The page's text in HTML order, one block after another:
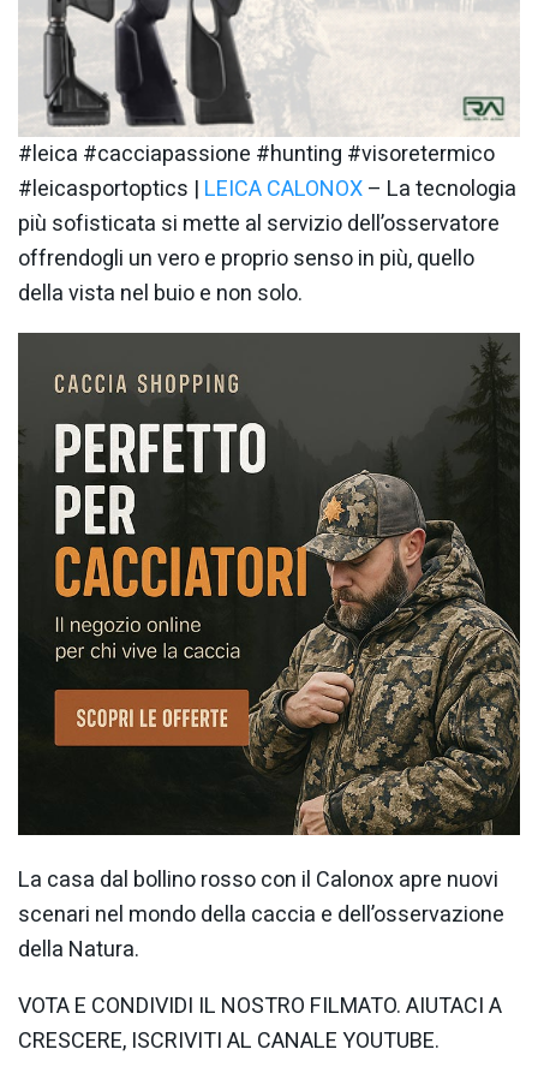
#leica #cacciapassione #hunting #visoretermico
#leicasportoptics | LEICA CALONOX– La tecnologia
più sofisticata si mette al servizio dell’osservatore
offrendogli un vero e proprio senso in più, quello
della vista nel buio e non solo.
La casa dal bollino rosso con il Calonox apre nuovi
scenari nel mondo della caccia e dell’osservazione
della Natura.
VOTA E CONDIVIDI IL NOSTRO FILMATO. AIUTACI A
CRESCERE, ISCRIVITI AL CANALE YOUTUBE.